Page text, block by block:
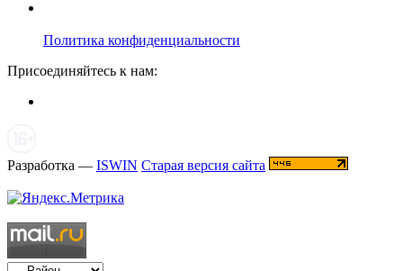
Политика конфиденциальности
Присоединяйтесь к нам:
Разработка — ISWIN Старая версия сайта